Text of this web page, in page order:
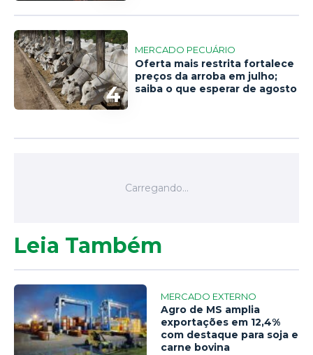
4
MERCADO PECUÁRIO
Oferta mais restrita fortalece
preços da arroba em julho;
saiba o que esperar de agosto
Leia Também
MERCADO EXTERNO
Agro de MS amplia
exportações em 12,4%
com destaque para soja e
carne bovina